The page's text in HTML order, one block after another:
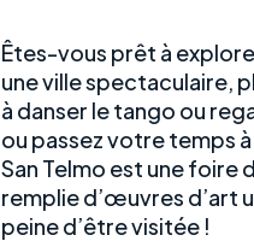
Êtes-vous prêt à
une ville spectaculaire,
à danser le tango ou
ou passez votre temps
San Telmo est une foire
remplie d’œuvres d’art
peine d’être visitée !